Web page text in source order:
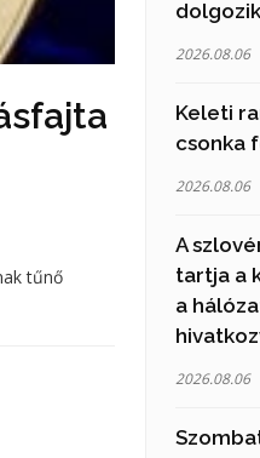
tűnő
2026.08.06
Keleti
csonka
2026.08.06
A
tartja a
a
2026.08.06